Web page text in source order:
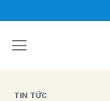
qua
nội
TIN TỨC